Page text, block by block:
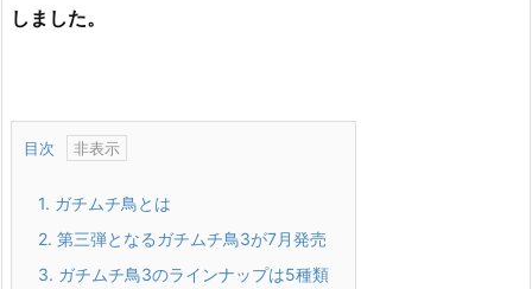
しました。
目次
1. ガチムチ鳥とは
2. 第三弾となるガチムチ鳥3が7月発売
3. ガチムチ鳥3のラインナップは5種類